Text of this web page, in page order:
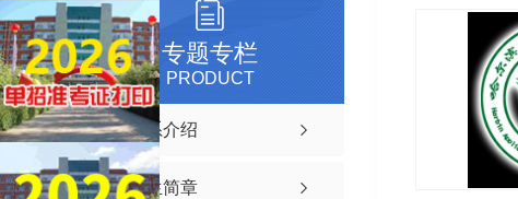
专题专栏
PRODUCT
院系介绍
招生简章